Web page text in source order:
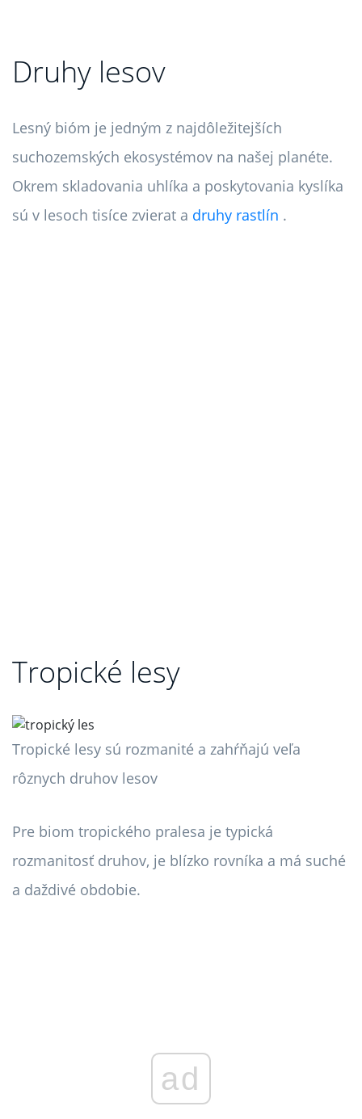
Druhy lesov
Lesný bióm je jedným z najdôležitejších
suchozemských ekosystémov na našej planéte.
Okrem skladovania uhlíka a poskytovania kyslíka
sú v lesoch tisíce zvierat a druhy rastlín .
Tropické lesy
Tropické lesy sú rozmanité a zahŕňajú veľa
rôznych druhov lesov
Pre biom tropického pralesa je typická
rozmanitosť druhov, je blízko rovníka a má suché
a daždivé obdobie.
ad